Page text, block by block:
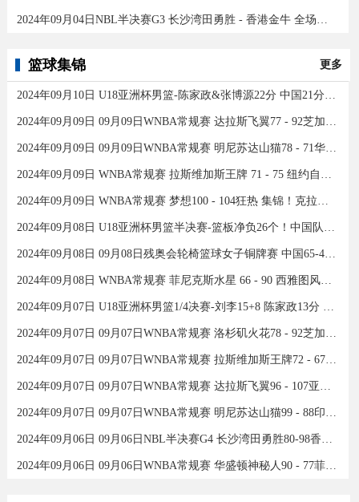
2024年09月04日NBL半决赛G3 长沙湾田勇胜 - 香港金牛 全场录像
篮球集锦 更多
2024年09月10日 U18亚洲杯男篮-陈家政&张博源22分 中国21分大胜约旦夺季军！
2024年09月09日 09月09日WNBA常规赛 达拉斯飞翼77 - 92芝加哥天空 全场集锦
2024年09月09日 09月09日WNBA常规赛 明尼苏达山猫78 - 71华盛顿神秘人 全场集锦
2024年09月09日 WNBA常规赛 拉斯维加斯王牌 71 - 75 纽约自由人 全场集锦
2024年09月09日 WNBA常规赛 梦想100 - 104狂热 集锦！克拉克26分12助
2024年09月08日 U18亚洲杯男篮半决赛-篮板净负26个！中国队不敌新西兰
2024年09月08日 09月08日残奥会轮椅篮球女子铜牌赛 中国65-43加拿大 全场集锦
2024年09月08日 WNBA常规赛 菲尼克斯水星 66 - 90 西雅图风暴 全场集锦
2024年09月07日 U18亚洲杯男篮1/4决赛-刘李15+8 陈家政13分 中国46分大胜印度
2024年09月07日 09月07日WNBA常规赛 洛杉矶火花78 - 92芝加哥天空 全场集锦
2024年09月07日 09月07日WNBA常规赛 拉斯维加斯王牌72 - 67康涅狄格太阳 集锦
2024年09月07日 09月07日WNBA常规赛 达拉斯飞翼96 - 107亚特兰大梦想 全场集锦
2024年09月07日 09月07日WNBA常规赛 明尼苏达山猫99 - 88印第安纳狂热 全场集锦
2024年09月06日 09月06日NBL半决赛G4 长沙湾田勇胜80-98香港金牛 全场集锦
2024年09月06日 09月06日WNBA常规赛 华盛顿神秘人90 - 77菲尼克斯水星 全场集锦